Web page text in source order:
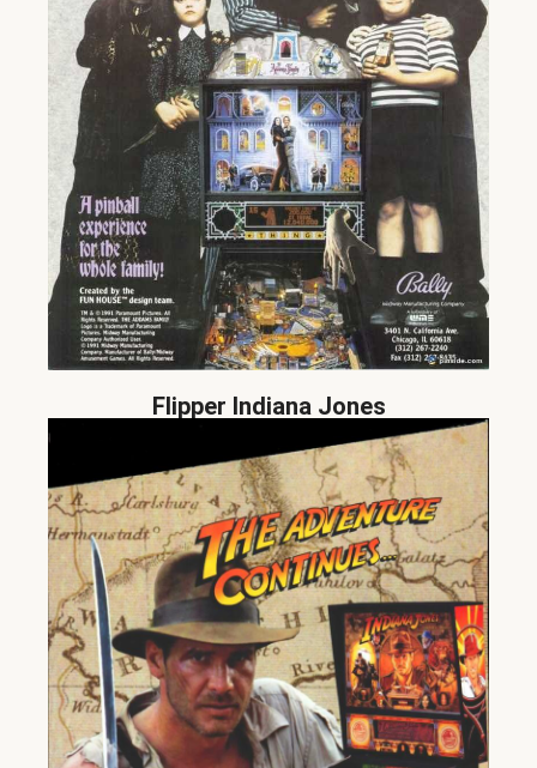
Flipper Indiana Jones